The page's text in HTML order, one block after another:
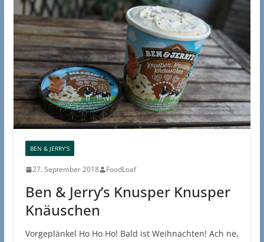
BEN & JERRY'S
27. September 2018 FoodLoaf
Ben & Jerry’s Knusper Knusper
Knäuschen
Vorgeplänkel Ho Ho Ho! Bald ist Weihnachten! Ach ne,